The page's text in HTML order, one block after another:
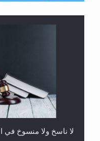
هل يُحسب حول الزكاة
لا ناسخ ولا منسوخ في